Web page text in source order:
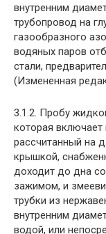
внутренним
трубопровод на
газообразного
водяных паров
стали,
(Измененная
3.1.2. Пробу
которая
рассчитанный на
крышкой,
доходит до дна
зажимом, и
трубки из
внутренним
водой, или